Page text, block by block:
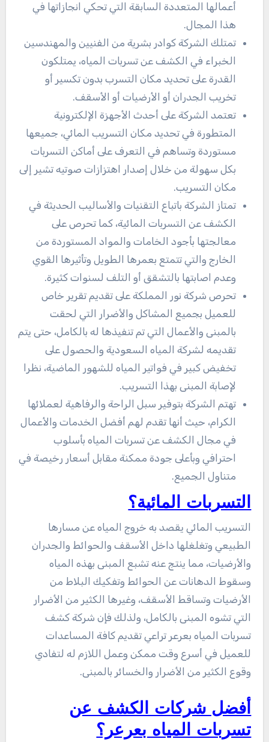
أعمالها المتعددة السابقة التي تحكي انجازاتها في
هذا المجال.
تمتلك الشركة كوادر بشرية من الفنيين والمهندسين
الخبراء في الكشف عن تسربات المياه، يمتلكون
القدرة على تحديد مكان التسرب بدون تكسير أو
تخريب الجدران أو الأرضيات أو الأسقف.
تعتمد الشركة على أحدث الأجهزة الإلكترونية
المتطورة في تحديد مكان التسريب المائي، جميعها
مستوردة وتساهم في التعرف على أماكن التسربات
بكل سهولة من خلال إصدار اهتزازات صوتيه تشير إلى
مكان التسريب.
تمتاز الشركة باتباع التقنيات والأساليب الحديثة في
الكشف عن التسربات المائية، كما تحرص على
معالجتها بأجود الخامات والمواد المستوردة من
الخارج والتي تتمتع بعمرها الطويل وتأثيرها القوي
وعدم اصابتها بالتشقق أو التلف لسنوات كثيرة.
تحرص شركة نور المملكة على تقديم تقرير خاص
للعميل بجميع المشاكل والأضرار التي لحقت
بالمبنى والأعمال التي تم تنفيذها له بالكامل، حتى يتم
تقديمه لشركة المياه السعودية والحصول على
تخفيض كبير في فواتير المياه للشهور الماضية، نظرا
لإصابة المبنى بهذا التسريب.
تهتم الشركة بتوفير سبل الراحة والرفاهية لعملائها
الكرام، حيث أنها تقدم لهم أفضل الخدمات والأعمال
في مجال الكشف عن تسربات المياه بأسلوب
احترافي وبأعلى جودة ممكنة مقابل أسعار رخيصة في
متناول الجميع.
التسربات المائية؟
التسريب المائي يقصد به خروج المياه عن مسارها
الطبيعي وتغلغلها داخل الأسقف والحوائط والجدران
والأرضيات، مما ينتج عنه تشبع المبنى بهذه المياه
وسقوط الدهانات عن الحوائط وتفكيك البلاط من
الأرضيات وتساقط الأسقف، وغيرها الكثير من الأضرار
التي تشوه المبنى بالكامل، ولذلك فإن شركة كشف
تسربات المياه بعرعر تراعي تقديم كافة المساعدات
للعميل في أسرع وقت ممكن وعمل اللازم له لتفادي
وقوع الكثير من الأضرار والخسائر بالمبنى.
أفضل شركات الكشف عن
تسربات المياه بعرعر؟